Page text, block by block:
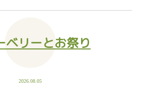
ベリーとお祭り
2026.08.05